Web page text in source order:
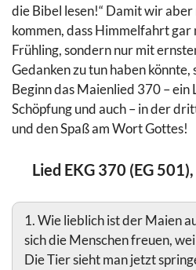
die Bibel lesen!“ Damit wir
kommen, dass Himmelfahrt gar
Frühling, sondern nur mit
Gedanken zu tun haben könnte,
Beginn das Maienlied 370 – ein
Schöpfung und auch – in der
und den Spaß am Wort Gottes!
Lied EKG 370 (EG
1. Wie lieblich ist der Maien
sich die Menschen freuen,
Die Tier sieht man jetzt